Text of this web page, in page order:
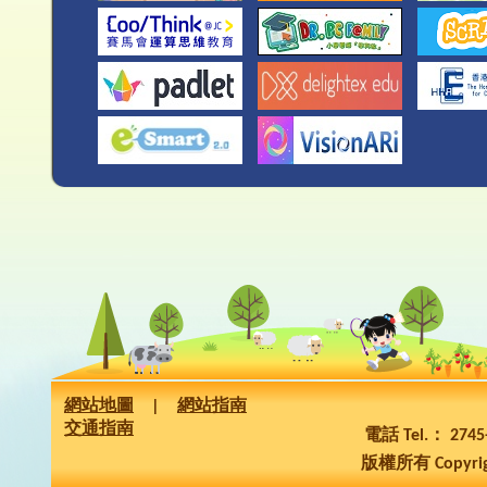
網站地圖
網站指南
交通指南
電話 Tel.：
版權所有